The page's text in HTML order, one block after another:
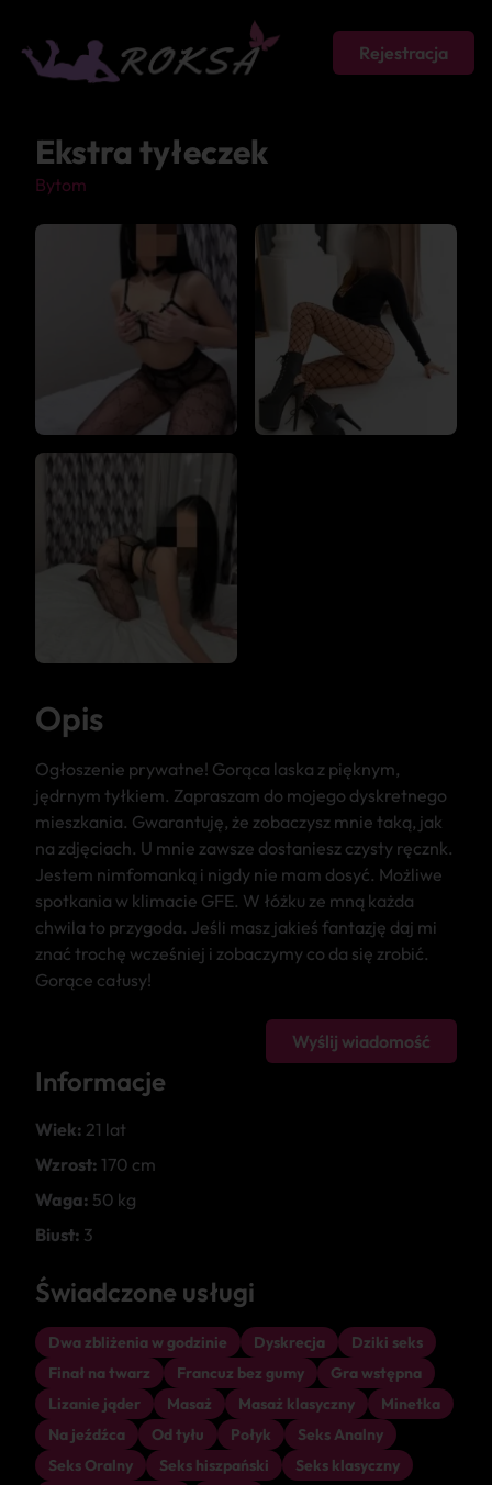
Rejestracja
Ekstra tyłeczek
Bytom
Opis
Ogłoszenie prywatne! Gorąca laska z pięknym,
jędrnym tyłkiem. Zapraszam do mojego dyskretnego
mieszkania. Gwarantuję, że zobaczysz mnie taką, jak
na zdjęciach. U mnie zawsze dostaniesz czysty ręcznk.
Jestem nimfomanką i nigdy nie mam dosyć. Możliwe
spotkania w klimacie GFE. W łóżku ze mną każda
chwila to przygoda. Jeśli masz jakieś fantazję daj mi
znać trochę wcześniej i zobaczymy co da się zrobić.
Gorące całusy!
Wyślij wiadomość
Informacje
Wiek: 21 lat
Wzrost: 170 cm
Waga: 50 kg
Biust: 3
Świadczone usługi
Dwa zbliżenia w godzinie Dyskrecja
Dziki seks
Finał na twarz
Francuz bez gumy
Gra wstępna
Lizanie jąder
Masaż Masaż klasyczny
Minetka
Na jeźdźca
Od tyłu Połyk
Seks Analny
Seks Oralny
Seks hiszpański
Seks klasyczny